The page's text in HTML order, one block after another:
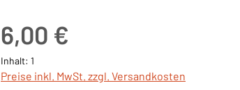
6,00 €
Inhalt: 1
Preise inkl. MwSt. zzgl. Versandkosten